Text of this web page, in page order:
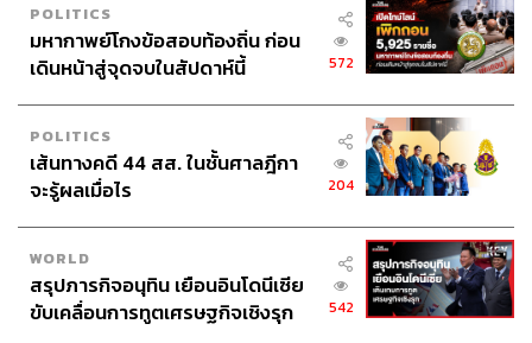
POLITICS
มหากาพย์โกงข้อสอบท้องถิ่น ก่อน
เดินหน้าสู่จุดจบในสัปดาห์นี้
572
POLITICS
เส้นทางคดี 44 สส. ในชั้นศาลฎีกา
จะรู้ผลเมื่อไร
204
WORLD
สรุปภารกิจอนุทิน เยือนอินโดนีเซีย
ขับเคลื่อนการทูตเศรษฐกิจเชิงรุก
542